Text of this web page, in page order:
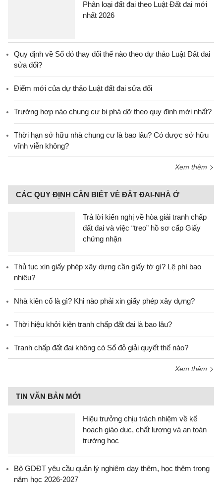
Phân loại đất đai theo Luật Đất đai mới
nhất 2026
Quy định về Sổ đỏ thay đổi thế nào theo dự thảo Luật Đất đai
sửa đổi?
Điểm mới của dự thảo Luật đất đai sửa đổi
Trường hợp nào chung cư bị phá dỡ theo quy định mới nhất?
Thời hạn sở hữu nhà chung cư là bao lâu? Có được sở hữu
vĩnh viễn không?
Xem thêm
CÁC QUY ĐỊNH CẦN BIẾT VỀ ĐẤT ĐAI-NHÀ Ở
Trả lời kiến nghị về hòa giải tranh chấp
đất đai và việc “treo” hồ sơ cấp Giấy
chứng nhận
Thủ tục xin giấy phép xây dựng cần giấy tờ gì? Lệ phí bao
nhiêu?
Nhà kiên cố là gì? Khi nào phải xin giấy phép xây dựng?
Thời hiệu khởi kiện tranh chấp đất đai là bao lâu?
Tranh chấp đất đai không có Sổ đỏ giải quyết thế nào?
Xem thêm
TIN VĂN BẢN MỚI
Hiệu trưởng chịu trách nhiệm về kế
hoạch giáo dục, chất lượng và an toàn
trường học
Bộ GDĐT yêu cầu quản lý nghiêm dạy thêm, học thêm trong
năm học 2026-2027